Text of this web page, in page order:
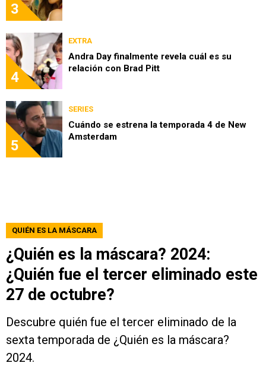
3
4
EXTRA
Andra Day finalmente revela cuál es su
relación con Brad Pitt
5
SERIES
Cuándo se estrena la temporada 4 de New
Amsterdam
QUIÉN ES LA MÁSCARA
¿Quién es la máscara? 2024:
¿Quién fue el tercer eliminado este
27 de octubre?
Descubre quién fue el tercer eliminado de la
sexta temporada de ¿Quién es la máscara?
2024.